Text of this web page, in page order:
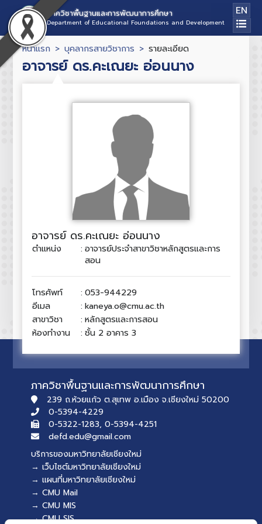
ภาควิชาพื้นฐานและการพัฒนาการศึกษา
Department of Educational Foundations and Development
EN
หน้าแรก บุคลากรสายวิชาการ รายละเอียด
อาจารย์ ดร.คะเณยะ อ่อนนาง
อาจารย์ ดร.คะเณยะ อ่อนนาง
ตำแหน่ง : อาจารย์ประจำสาขาวิชาหลักสูตรและการ
สอน
โทรศัพท์ : 053-944229
อีเมล
: kaneya.o@cmu.ac.th
สาขาวิชา
: หลักสูตรและการสอน
ห้องทำงาน
: ชั้น 2 อาคาร 3
ภาควิชาพื้นฐานและการพัฒนาการศึกษา
239 ถ.ห้วยแก้ว ต.สุเทพ อ.เมือง จ.เชียงใหม่ 50200
0-5394-4229
0-5322-1283, 0-5394-4251
defd.edu@gmail.com
บริการของมหาวิทยาลัยเชียงใหม่
→ เว็บไซต์มหาวิทยาลัยเชียงใหม่
→ แผนที่มหาวิทยาลัยเชียงใหม่
→ CMU Mail
→ CMU MIS
→ CMU SIS